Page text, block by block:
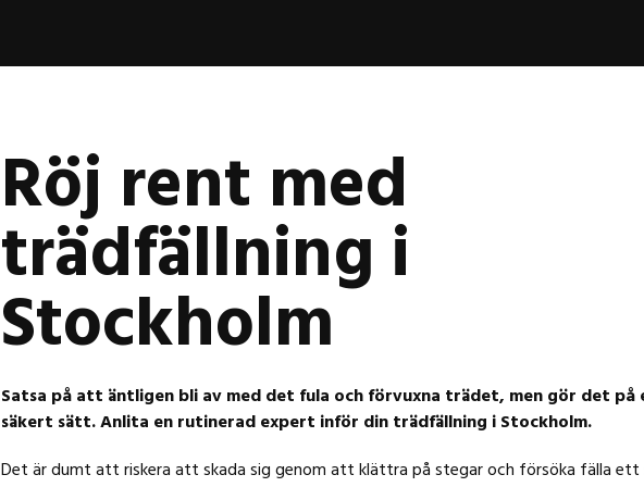
Röj rent med
trädfällning i
Stockholm
Satsa på att äntligen bli av med det fula och förvuxna trädet, men gör det
säkert sätt. Anlita en rutinerad expert inför din trädfällning i Stockholm.
Det är dumt att riskera att skada sig genom att klättra på stegar och försöka fälla